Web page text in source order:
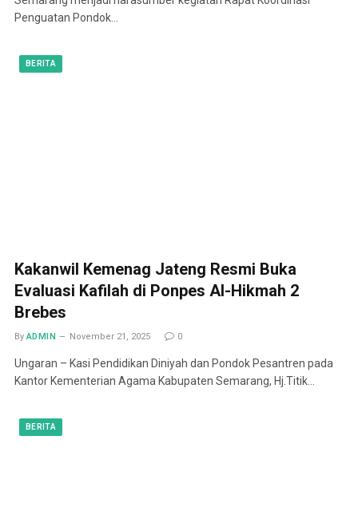
Penguatan Pondok…
BERITA
Kakanwil Kemenag Jateng Resmi Buka
Evaluasi Kafilah di Ponpes Al-Hikmah 2
Brebes
By ADMIN November 21, 2025 0
Ungaran – Kasi Pendidikan Diniyah dan Pondok Pesantren pada
Kantor Kementerian Agama Kabupaten Semarang, Hj.Titik…
BERITA